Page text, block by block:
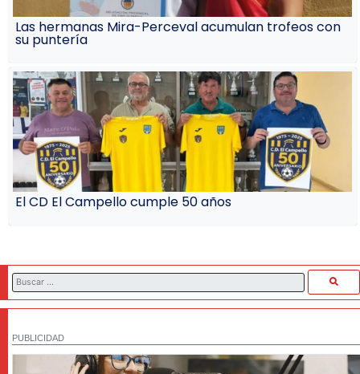
Las hermanas Mira-Perceval acumulan trofeos con
su puntería
El CD El Campello cumple 50 años
PUBLICIDAD